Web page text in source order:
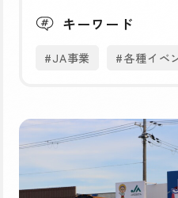
キーワード
#JA事業 #各種イベ